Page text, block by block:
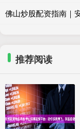
佛山炒股配资指南｜
推荐阅读